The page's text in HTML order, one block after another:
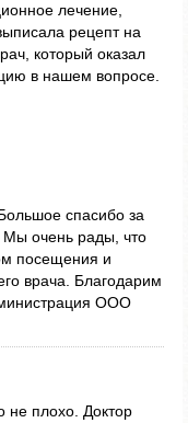
лечение,
рецепт на
который оказал
в нашем вопросе.
спасибо за
Мы очень рады, что
посещения и
врача. Благодарим
ООО
не плохо. Доктор